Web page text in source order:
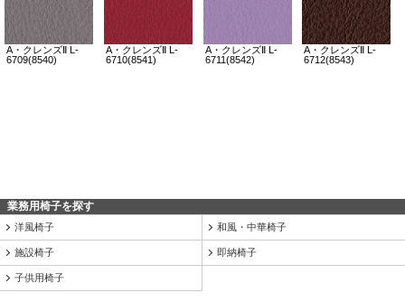
業務用椅子を探す
洋風椅子 和風・中華椅子
施設椅子 即納椅子
子供用椅子